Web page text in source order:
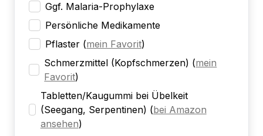
Ggf. Malaria-Prophylaxe
Persönliche Medikamente
Pflaster (mein Favorit)
Schmerzmittel (Kopfschmerzen) (mein
Favorit)
Tabletten/Kaugummi bei Übelkeit
(Seegang, Serpentinen) (bei Amazon
ansehen)